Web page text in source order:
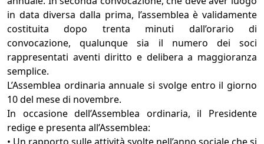
in data diversa dalla prima, l’assemblea è validamente
costituita dopo trenta minuti dall’orario di
convocazione, qualunque sia il numero dei soci
rappresentati aventi diritto e delibera a maggioranza
semplice.
L’Assemblea ordinaria annuale si svolge entro il giorno
10 del mese di novembre.
In occasione dell’Assemblea ordinaria, il Presidente
redige e presenta all’Assemblea: